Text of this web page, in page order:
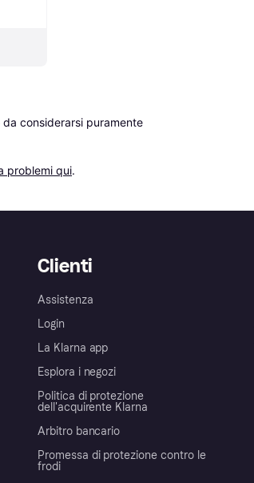
considerarsi puramente
problemi qui.
Clienti
Assistenza
Login
La Klarna app
Esplora i negozi
Politica di protezione
dell'acquirente Klarna
Arbitro bancario
Promessa di protezione contro le
frodi